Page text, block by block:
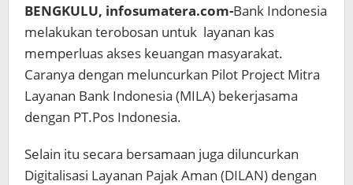
BENGKULU, infosumatera.com-Bank Indonesia
melakukan terobosan untuk layanan kas
memperluas akses keuangan masyarakat.
Caranya dengan meluncurkan Pilot Project Mitra
Layanan Bank Indonesia (MILA) bekerjasama
dengan PT.Pos Indonesia.
Selain itu secara bersamaan juga diluncurkan
Digitalisasi Layanan Pajak Aman (DILAN) dengan